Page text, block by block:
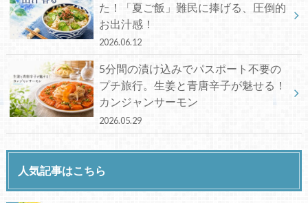
た！「夏ご飯」難民に捧げる、圧倒的
お出汁感！
2026.06.12
5分間の漬け込みでパスポート不要の
プチ旅行。生姜と青唐辛子が魅せる！
カンジャンサーモン
2026.05.29
人気記事はこちら